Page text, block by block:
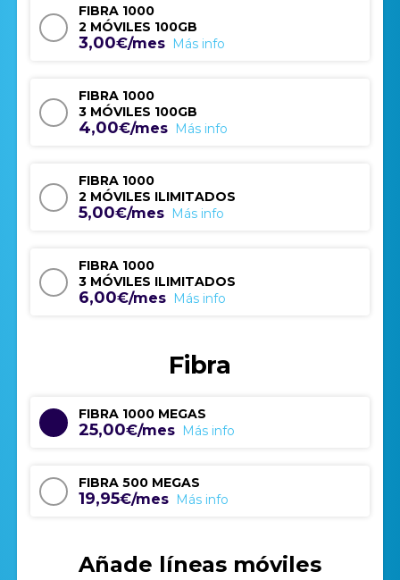
FIBRA 1000
2 MÓVILES 100GB
3,00€/mes Más info
FIBRA 1000
3 MÓVILES 100GB
4,00€/mes Más info
FIBRA 1000
2 MÓVILES ILIMITADOS
5,00€/mes Más info
FIBRA 1000
3 MÓVILES ILIMITADOS
6,00€/mes Más info
Fibra
FIBRA 1000 MEGAS
25,00€/mes Más info
FIBRA 500 MEGAS
19,95€/mes Más info
Añade líneas móviles